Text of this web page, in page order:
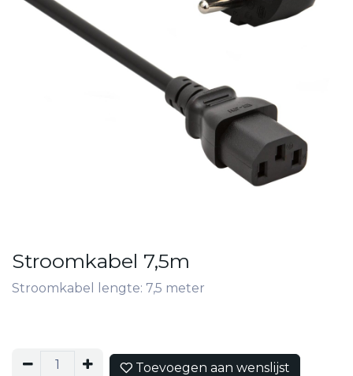
Stroomkabel 7,5m
Stroomkabel lengte: 7,5 meter
Toevoegen aan wenslijst